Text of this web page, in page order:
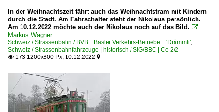
In der Weihnachtszeit fährt auch das Weihnachtstram mit Kindern
durch die Stadt. Am Fahrschalter steht der Nikolaus persönlich.
Am 10.12.2022 möchte auch der Nikolaus noch auf das Bild. 
Markus Wagner
Schweiz / Strassenbahn / BVB Basler Verkehrs-Betriebe 'Drämmli',
Schweiz / Strassenbahnfahrzeuge | historisch / SIG/BBC | Ce 2/2
 173 1200x800 Px, 10.12.2022 